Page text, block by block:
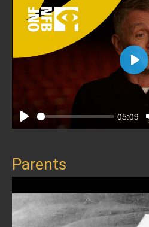
Play
05:09
Play
Parents